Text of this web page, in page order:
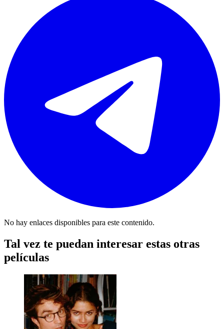
No hay enlaces disponibles para este contenido.
Tal vez te puedan interesar estas otras
películas